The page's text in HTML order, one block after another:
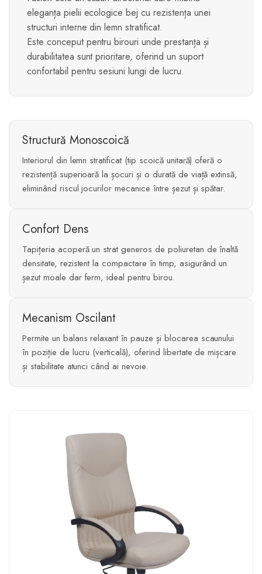
eleganța pielii ecologice bej cu rezistența unei
structuri interne din lemn stratificat.
Este conceput pentru birouri unde prestanța și
durabilitatea sunt prioritare, oferind un suport
confortabil pentru sesiuni lungi de lucru.
Structură Monoscoică
Interiorul din lemn stratificat (tip scoică unitară) oferă o
rezistență superioară la șocuri și o durată de viață extinsă,
eliminând riscul jocurilor mecanice între șezut și spătar.
Confort Dens
Tapițeria acoperă un strat generos de poliuretan de înaltă
densitate, rezistent la compactare în timp, asigurând un
șezut moale dar ferm, ideal pentru birou.
Mecanism Oscilant
Permite un balans relaxant în pauze și blocarea scaunului
în poziție de lucru (verticală), oferind libertate de mișcare
și stabilitate atunci când ai nevoie.